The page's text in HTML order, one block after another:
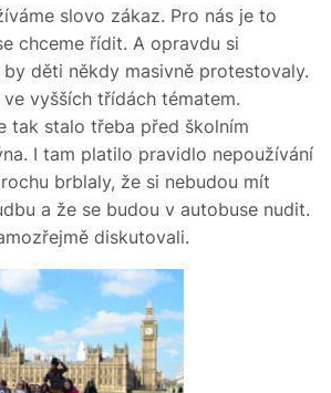
slovo zákaz. Pro nás je to
chceme řídit. A opravdu si
děti někdy masivně protestovaly.
vyšších třídách tématem.
tak stalo třeba před školním
I tam platilo pravidlo nepoužívání
brblaly, že si nebudou mít
a že se budou v autobuse nudit.
diskutovali.